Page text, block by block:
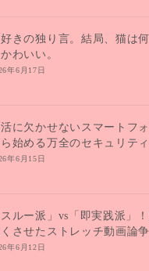
きの独り言。結局、猫は
わいい。
年6月17日
に欠かせないスマートフ
始める万全のセキュリテ
年6月15日
スルー派」vs「即実践派」
させたストレッチ動画論争
年6月12日